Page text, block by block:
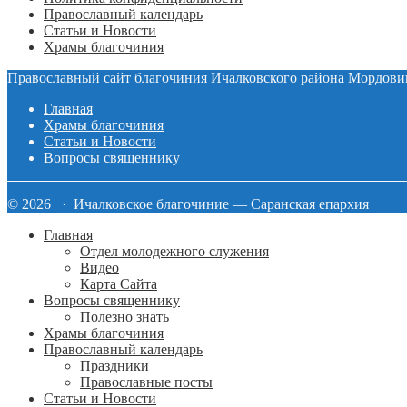
Православный календарь
Статьи и Новости
Храмы благочиния
Православный сайт благочиния Ичалковского района
Главная
Храмы благочиния
Статьи и Новости
Вопросы священнику
© 2026 · Ичалковское благочиние — Саранская епархия
Главная
Отдел молодежного служения
Видео
Карта Сайта
Вопросы священнику
Полезно знать
Храмы благочиния
Православный календарь
Праздники
Православные посты
Статьи и Новости